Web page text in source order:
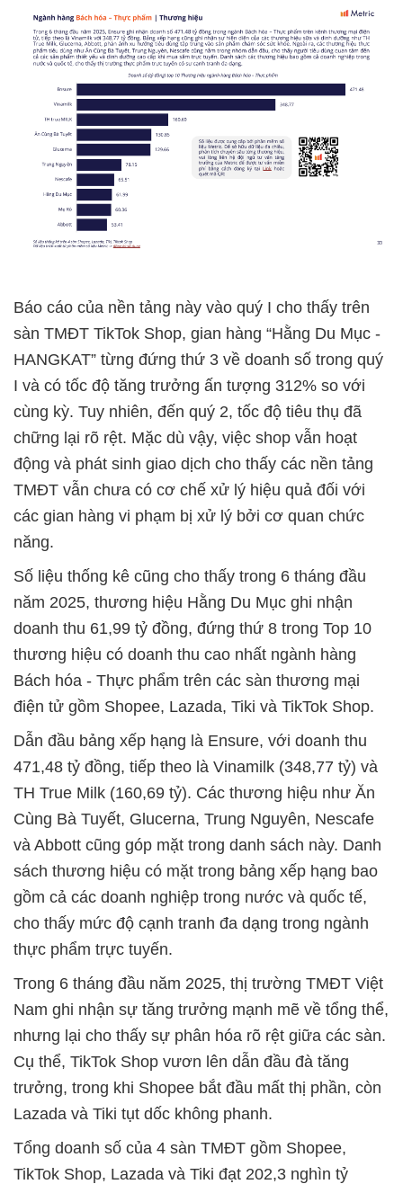
Báo cáo của nền tảng này vào quý I cho thấy trên
sàn TMĐT TikTok Shop, gian hàng “Hằng Du Mục -
HANGKAT” từng đứng thứ 3 về doanh số trong quý
I và có tốc độ tăng trưởng ấn tượng 312% so với
cùng kỳ. Tuy nhiên, đến quý 2, tốc độ tiêu thụ đã
chững lại rõ rệt. Mặc dù vậy, việc shop vẫn hoạt
động và phát sinh giao dịch cho thấy các nền tảng
TMĐT vẫn chưa có cơ chế xử lý hiệu quả đối với
các gian hàng vi phạm bị xử lý bởi cơ quan chức
năng.
Số liệu thống kê cũng cho thấy trong 6 tháng đầu
năm 2025, thương hiệu Hằng Du Mục ghi nhận
doanh thu 61,99 tỷ đồng, đứng thứ 8 trong Top 10
thương hiệu có doanh thu cao nhất ngành hàng
Bách hóa - Thực phẩm trên các sàn thương mại
điện tử gồm Shopee, Lazada, Tiki và TikTok Shop.
Dẫn đầu bảng xếp hạng là Ensure, với doanh thu
471,48 tỷ đồng, tiếp theo là Vinamilk (348,77 tỷ) và
TH True Milk (160,69 tỷ). Các thương hiệu như Ăn
Cùng Bà Tuyết, Glucerna, Trung Nguyên, Nescafe
và Abbott cũng góp mặt trong danh sách này. Danh
sách thương hiệu có mặt trong bảng xếp hạng bao
gồm cả các doanh nghiệp trong nước và quốc tế,
cho thấy mức độ cạnh tranh đa dạng trong ngành
thực phẩm trực tuyến.
Trong 6 tháng đầu năm 2025, thị trường TMĐT Việt
Nam ghi nhận sự tăng trưởng mạnh mẽ về tổng thể,
nhưng lại cho thấy sự phân hóa rõ rệt giữa các sàn.
Cụ thể, TikTok Shop vươn lên dẫn đầu đà tăng
trưởng, trong khi Shopee bắt đầu mất thị phần, còn
Lazada và Tiki tụt dốc không phanh.
Tổng doanh số của 4 sàn TMĐT gồm Shopee,
TikTok Shop, Lazada và Tiki đạt 202,3 nghìn tỷ